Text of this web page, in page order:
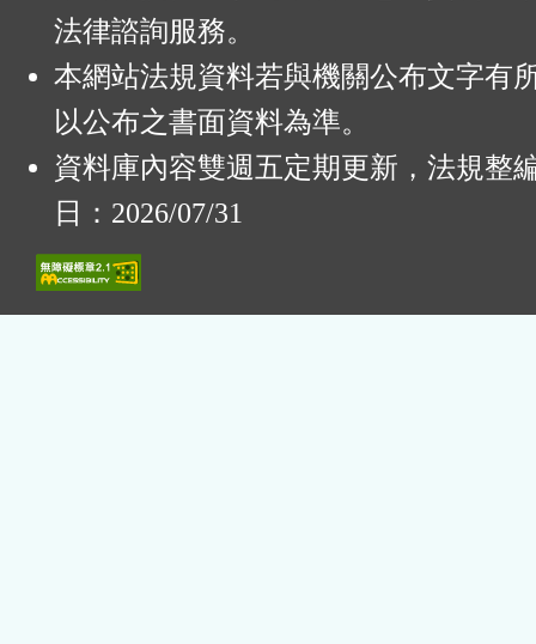
法律諮詢服務。
本網站法規資料若與機關公布文字有
以公布之書面資料為準。
資料庫內容雙週五定期更新，法規整
日：2026/07/31